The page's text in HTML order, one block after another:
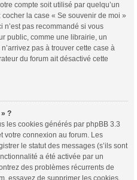
compte soit utilisé par quelqu’un
la case « Se souvenir de moi »
pas recommandé si vous
public, comme une librairie, un
pas à trouver cette case à
du forum ait désactivé cette
?
les cookies générés par phpBB 3.3
votre connexion au forum. Les
le statut des messages (s’ils sont
a été activée par un
des problèmes récurrents de
essayez de supprimer les cookies.